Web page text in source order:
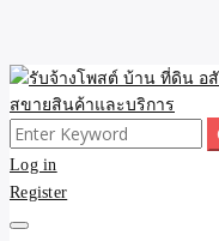
Skip
to
content
รับจ้างโพ
อสังหา
ขายดี โพสประกาศขายสินค้
ของ รับรองผล ดีที่สุดถูกที่สุด
Search
for:
Log in
Register